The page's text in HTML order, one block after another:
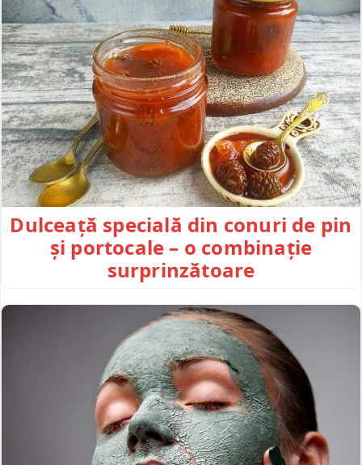
Dulceață specială din conuri de pin
și portocale – o combinație
surprinzătoare